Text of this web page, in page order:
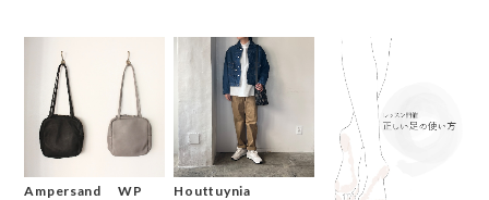
Ampersand WP
Houttuynia